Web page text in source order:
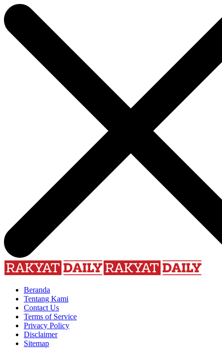
Beranda
Tentang Kami
Contact Us
Terms of Service
Privacy Policy
Disclaimer
Sitemap